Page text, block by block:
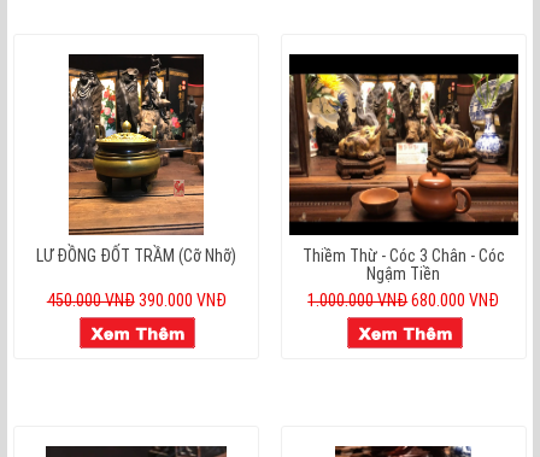
LƯ ĐỒNG ĐỐT TRẦM (cỡ Nhỡ)
450.000 VNĐ 390.000 VNĐ
Thiềm Thừ - Cóc 3 Chân - Cóc
Ngậm Tiền
1.000.000 VNĐ680.000 VNĐ